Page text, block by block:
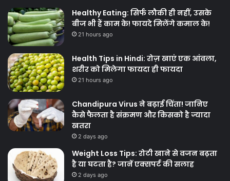
Healthy Eating: सिर्फ लौकी ही नहीं, उसके
बीज भी हैं काम के! फायदे मिलेंगे कमाल के!
21 hours ago
Health Tips in Hindi: रोज़ खाएं एक आंवला,
शरीर को मिलेगा फायदा ही फायदा
21 hours ago
Chandipura Virus ने बढ़ाई चिंता! जानिए
कैसे फैलता है संक्रमण और किसको है ज्यादा
खतरा
2 days ago
Weight Loss Tips: रोटी खाने से वजन बढ़ता
है या घटता है? जानें एक्सपर्ट की सलाह
2 days ago